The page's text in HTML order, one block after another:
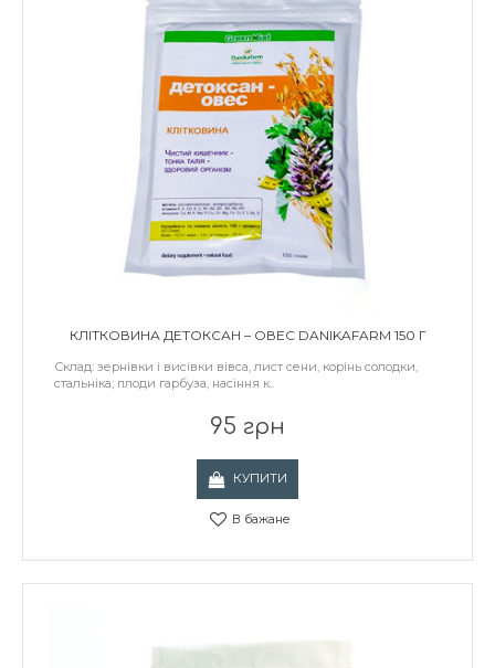
КЛІТКОВИНА ДЕТОКСАН – ОВЕС DANIKAFARM 150 Г
Склад: зернівки і висівки вівса, лист сени, корінь солодки,
стальніка; плоди гарбуза, насіння к..
95 грн
КУПИТИ
В бажане